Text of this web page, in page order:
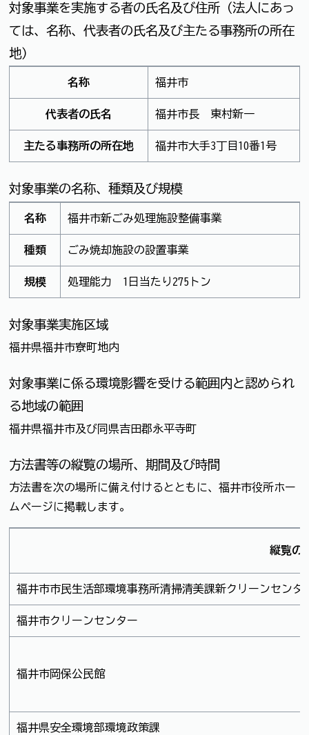
対象事業を実施する者の氏名及び住所（法人にあっ
ては、名称、代表者の氏名及び主たる事務所の所在
地）
名称 福井市
代表者の氏名 福井市長 東村新一
主たる事務所の所在地 福井市大手3丁目10番1号
対象事業の名称、種類及び規模
名称 福井市新ごみ処理施設整備事業
種類 ごみ焼却施設の設置事業
規模 処理能力 1日当たり275トン
対象事業実施区域
福井県福井市寮町地内
対象事業に係る環境影響を受ける範囲内と認められ
る地域の範囲
福井県福井市及び同県吉田郡永平寺町
方法書等の縦覧の場所、期間及び時間
方法書を次の場所に備え付けるとともに、福井市役所ホー
ムページに掲載します。
縦覧の
福井市市民生活部環境事務所清掃清美課新クリーンセンタ
福井市クリーンセンター
福井市岡保公民館
福井県安全環境部環境政策課